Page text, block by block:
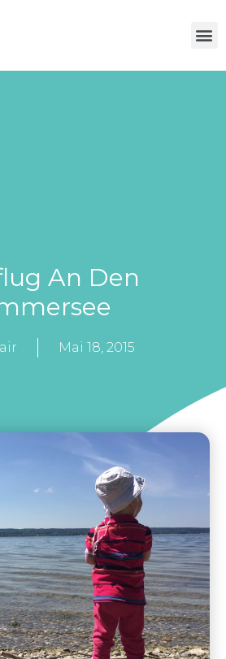
An Den
Mai 18, 2015